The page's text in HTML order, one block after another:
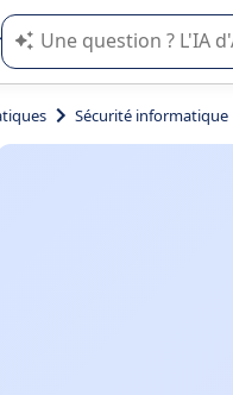
L'IA de Appvizer vous
Sécurité informatique